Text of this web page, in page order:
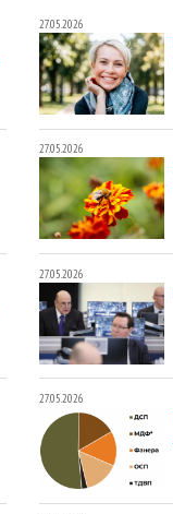
27.05.2026
27.05.2026
27.05.2026
27.05.2026